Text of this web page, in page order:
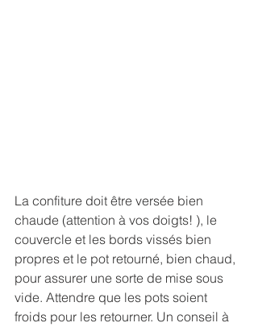
La confiture doit être versée bien
chaude (attention à vos doigts! ), le
couvercle et les bords vissés bien
propres et le pot retourné, bien chaud,
pour assurer une sorte de mise sous
vide. Attendre que les pots soient
froids pour les retourner. Un conseil à